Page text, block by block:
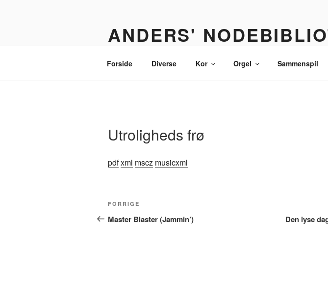
ANDERS'
Forside Diverse Kor Orgel Sammenspil
Utroligheds frø
pdfxml mscz musicxml
Indlægsnavigation
Forrige
indlæg
FORRIGE
Master Blaster (Jammin’) Den lyse